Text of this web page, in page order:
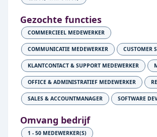
Gezochte functies
COMMERCIEEL MEDEWERKER
COMMUNICATIE MEDEWERKER CUSTOMER
KLANTCONTACT & SUPPORT MEDEWERKER
OFFICE & ADMINISTRATIEF MEDEWERKER
SALES & ACCOUNTMANAGER SOFTWARE
Omvang bedrijf
1 - 50 MEDEWERKER(S)